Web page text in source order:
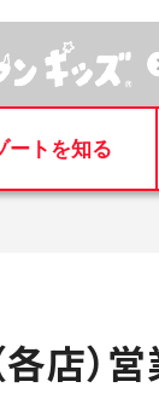
ートを知る
各店）